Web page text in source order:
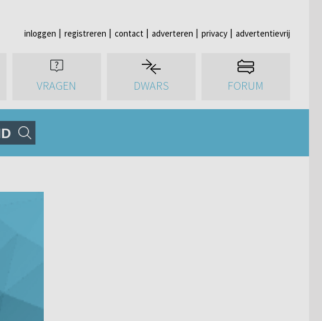
inloggen registreren contact adverteren privacy advertentievrij
VRAGEN DWARS FORUM